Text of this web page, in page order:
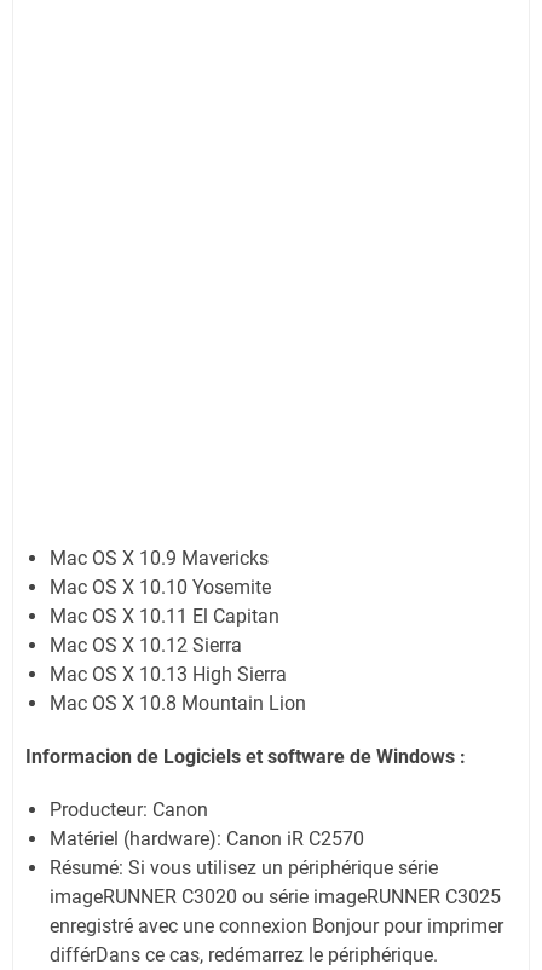
Mac OS X 10.9 Mavericks
Mac OS X 10.10 Yosemite
Mac OS X 10.11 El Capitan
Mac OS X 10.12 Sierra
Mac OS X 10.13 High Sierra
Mac OS X 10.8 Mountain Lion
Informacion de Logiciels et software de Windows :
Producteur: Canon
Matériel (hardware): Canon iR C2570
Résumé: Si vous utilisez un périphérique série
imageRUNNER C3020 ou série imageRUNNER C3025
enregistré avec une connexion Bonjour pour imprimer
différDans ce cas, redémarrez le périphérique.